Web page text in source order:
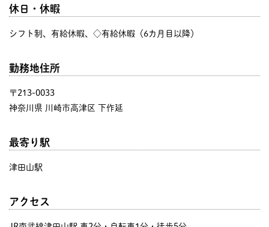
休日・休暇
シフト制、有給休暇、◇有給休暇（6カ月目以降）
勤務地住所
〒213-0033
神奈川県 川崎市高津区 下作延
最寄り駅
津田山駅
アクセス